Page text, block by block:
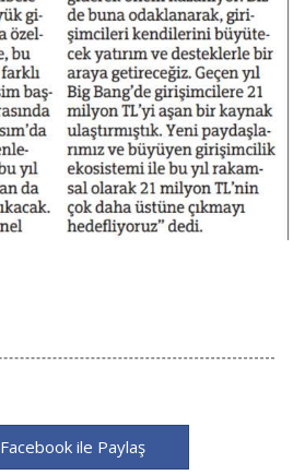
Facebook ile Paylaş